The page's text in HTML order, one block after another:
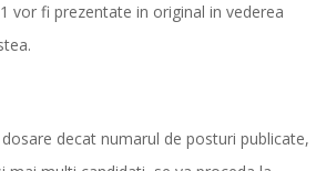
vor fi prezentate in original in vederea
decat numarul de posturi publicate,